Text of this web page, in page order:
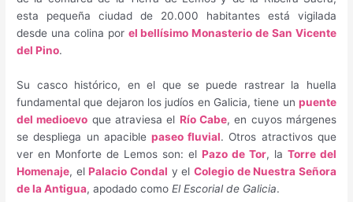
esta pequeña ciudad de 20.000 habitantes está vigilada
desde una colina por el bellísimo Monasterio de San Vicente
del Pino.
Su casco histórico, en el que se puede rastrear la huella
fundamental que dejaron los judíos en Galicia, tiene un puente
del medioevo que atraviesa el Río Cabe, en cuyos márgenes
se despliega un apacible paseo fluvial. Otros atractivos que
ver en Monforte de Lemos son: el Pazo de Tor, la Torre del
Homenaje, elPalacio Condal y el Colegio de Nuestra Señora
de la Antigua, apodado como El Escorial de Galicia.